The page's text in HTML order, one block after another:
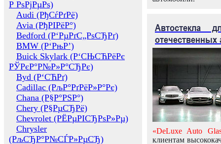
Р РѕРјРµРѕ)
Audi (РђСѓРґРё)
Avia (РђРІРёР°)
Bedford (Р‘РµРґС„РѕСЂРґ)
BMW (Р‘РњР’)
Buick Skylark (Р‘СЊСЋРёРє
РЎРєР°Р№Р»Р°СЂРє)
Byd (Р‘СЋРґ)
Cadillac (РљР°РґРёР»Р°Рє)
Chana (Р§Р°РЅР°)
Chery (Р§РµСЂРё)
Chevrolet (РЁРµРІСЂРѕР»Рµ)
Chrysler
(РљСЂР°Р№СЃР»РµСЂ)
Автостекла
отечественных
«DeLuxe Auto
клиентам